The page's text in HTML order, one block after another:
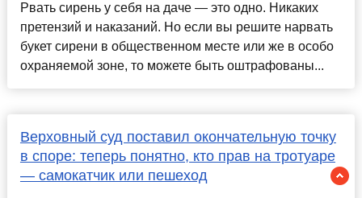
Рвать сирень у себя на даче — это одно. Никаких
претензий и наказаний. Но если вы решите нарвать
букет сирени в общественном месте или же в особо
охраняемой зоне, то можете быть оштрафованы...
Верховный суд поставил окончательную точку
в споре: теперь понятно, кто прав на тротуаре
— самокатчик или пешеход